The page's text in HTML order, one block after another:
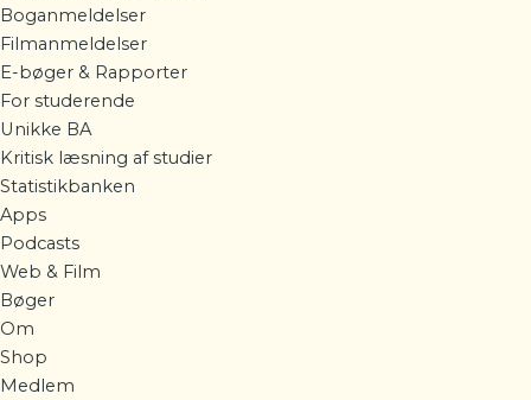
Boganmeldelser
Filmanmeldelser
E-bøger & Rapporter
For studerende
Unikke BA
Kritisk læsning af studier
Statistikbanken
Apps
Podcasts
Web & Film
Bøger
Om
Shop
Medlem